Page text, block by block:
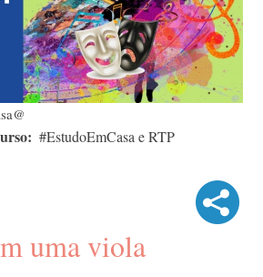
#EstudoEmCasa e RTP
uma viola